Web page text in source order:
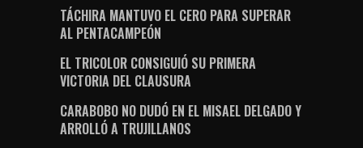
TÁCHIRA MANTUVO EL CERO PARA SUPERAR
AL PENTACAMPEÓN
EL TRICOLOR CONSIGUIÓ SU PRIMERA
VICTORIA DEL CLAUSURA
CARABOBO NO DUDÓ EN EL MISAEL DELGADO Y
ARROLLÓ A TRUJILLANOS